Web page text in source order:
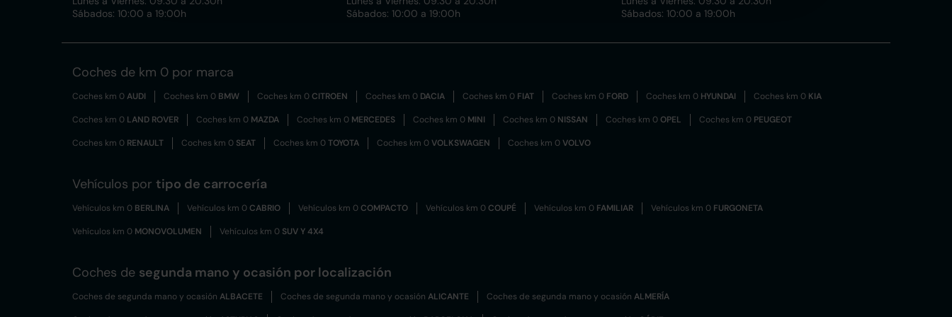
Sábados: 10:00 a 19:00h
Sábados: 10:00 a 19:00h
Sábados: 10:00 a 19:00h
Coches de km 0 por marca
Coches km 0AUDI Coches km 0 BMW Coches km 0CITROEN Coches km 0 DACIA Coches km 0 FIAT Coches km 0 FORD Coches km 0 HYUNDAI Coches km 0 KIA
Coches km 0 LAND ROVER Coches km 0 MAZDA Coches km 0 MERCEDES Coches km 0 MINI Coches km 0 NISSAN Coches km 0OPEL Coches km 0 PEUGEOT
Coches km 0 RENAULT Coches km 0 SEAT Coches km 0TOYOTA Coches km 0VOLKSWAGEN Coches km 0VOLVO
Vehículos por tipo de carrocería
Vehículos km 0 BERLINA Vehículos km 0CABRIO Vehículos km 0COMPACTO Vehículos km 0COUPÉ Vehículos km 0 FAMILIAR Vehículos km 0 FURGONETA
Vehículos km 0 MONOVOLUMEN Vehículos km 0 SUV Y 4X4
Coches de segunda mano y ocasión por localización
Coches de segunda mano y ocasión ALBACETE Coches de segunda mano y ocasión ALICANTE Coches de segunda mano y ocasión ALMERÍA